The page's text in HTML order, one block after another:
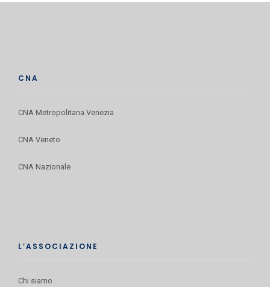
CNA
CNA Metropolitana Venezia
CNA Veneto
CNA Nazionale
L’ASSOCIAZIONE
Chi siamo